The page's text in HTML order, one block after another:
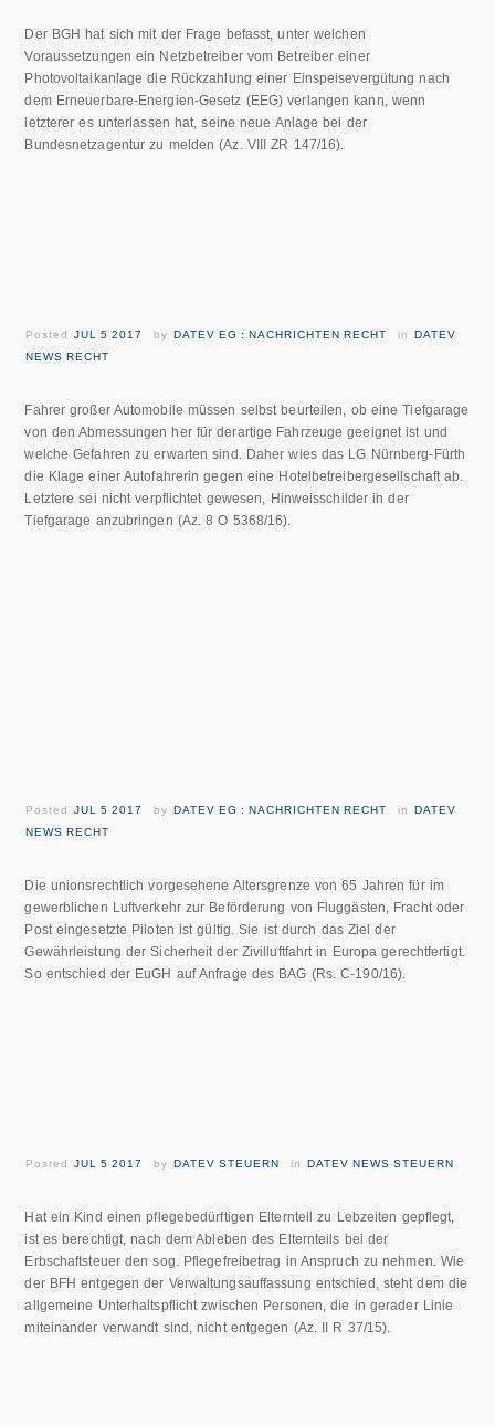
Der BGH hat sich mit der Frage befasst, unter welchen
Voraussetzungen ein Netzbetreiber vom Betreiber einer
Photovoltaikanlage die Rückzahlung einer Einspeisevergütung nach
dem Erneuerbare-Energien-Gesetz (EEG) verlangen kann, wenn
letzterer es unterlassen hat, seine neue Anlage bei der
Bundesnetzagentur zu melden (Az. VIII ZR 147/16).
PostedJUL 5 2017 byDATEV EG : NACHRICHTEN RECHT inDATEV
NEWS RECHT
Fahrer großer Automobile müssen selbst beurteilen, ob eine Tiefgarage
von den Abmessungen her für derartige Fahrzeuge geeignet ist und
welche Gefahren zu erwarten sind. Daher wies das LG Nürnberg-Fürth
die Klage einer Autofahrerin gegen eine Hotelbetreibergesellschaft ab.
Letztere sei nicht verpflichtet gewesen, Hinweisschilder in der
Tiefgarage anzubringen (Az. 8 O 5368/16).
PostedJUL 5 2017 byDATEV EG : NACHRICHTEN RECHT inDATEV
NEWS RECHT
Die unionsrechtlich vorgesehene Altersgrenze von 65 Jahren für im
gewerblichen Luftverkehr zur Beförderung von Fluggästen, Fracht oder
Post eingesetzte Piloten ist gültig. Sie ist durch das Ziel der
Gewährleistung der Sicherheit der Zivilluftfahrt in Europa gerechtfertigt.
So entschied der EuGH auf Anfrage des BAG (Rs. C-190/16).
PostedJUL 5 2017 byDATEV STEUERN inDATEV NEWS STEUERN
Hat ein Kind einen pflegebedürftigen Elternteil zu Lebzeiten gepflegt,
ist es berechtigt, nach dem Ableben des Elternteils bei der
Erbschaftsteuer den sog. Pflegefreibetrag in Anspruch zu nehmen. Wie
der BFH entgegen der Verwaltungsauffassung entschied, steht dem die
allgemeine Unterhaltspflicht zwischen Personen, die in gerader Linie
miteinander verwandt sind, nicht entgegen (Az. II R 37/15).